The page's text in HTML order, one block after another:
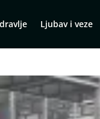
Ljubav i veze